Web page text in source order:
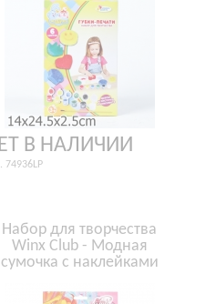
В НАЛИЧИИ
74936LP
Набор для творчества
Winx Club - Модная
сумочка с наклейками